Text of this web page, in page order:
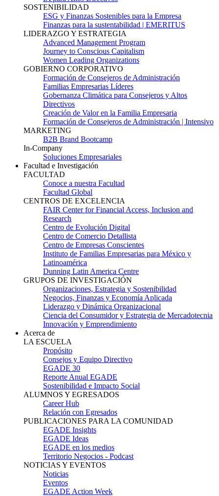
SOSTENIBILIDAD
ESG y Finanzas Sostenibles para la Empresa
Finanzas para la sustentabilidad | EMERITUS
LIDERAZGO Y ESTRATEGIA
Advanced Management Program
Journey to Conscious Capitalism
Women Leading Organizations
GOBIERNO CORPORATIVO
Formación de Consejeros de Administración
Familias Empresarias Líderes
Gobernanza Climática para Consejeros y Altos
Directivos
Creación de Valor en la Familia Empresaria
Formación de Consejeros de Administración | Intensivo
MARKETING
B2B Brand Bootcamp
In-Company
Soluciones Empresariales
Facultad e Investigación
FACULTAD
Conoce a nuestra Facultad
Facultad Global
CENTROS DE EXCELENCIA
FAIR Center for Financial Access, Inclusion and
Research
Centro de Evolución Digital
Centro de Comercio Detallista
Centro de Empresas Conscientes
Instituto de Familias Empresarias para México y
Latinoamérica
Dunning Latin America Centre
GRUPOS DE INVESTIGACIÓN
Organizaciones, Estrategia y Sostenibilidad
Negocios, Finanzas y Economía Aplicada
Liderazgo y Dinámica Organizacional
Ciencia del Consumidor y Estrategia de Mercadotecnia
Innovación y Emprendimiento
Acerca de
LA ESCUELA
Propósito
Consejos y Equipo Directivo
EGADE 30
Reporte Anual EGADE
Sostenibilidad e Impacto Social
ALUMNOS Y EGRESADOS
Career Hub
Relación con Egresados
PUBLICACIONES PARA LA COMUNIDAD
EGADE Insights
EGADE Ideas
EGADE en los medios
Territorio Negocios - Podcast
NOTICIAS Y EVENTOS
Noticias
Eventos
EGADE Action Week